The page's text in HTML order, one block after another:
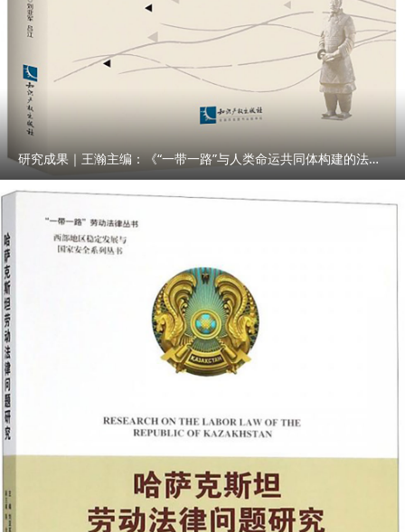
研究成果｜王瀚主编：《“一带一路”与人类命运共同体构建的法律与实践》